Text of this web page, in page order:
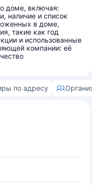
доме, включая:
наличие и список
в доме,
такие как год
и использованные
компании: её
по адресу